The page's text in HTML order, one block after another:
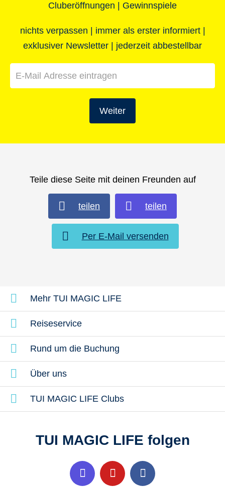
Cluberöffnungen | Gewinnspiele
nichts verpassen | immer als erster informiert |
exklusiver Newsletter | jederzeit abbestellbar
Weiter
Teile diese Seite mit deinen Freunden auf
teilen teilen
Per E-Mail versenden
Mehr TUI MAGIC LIFE
Reiseservice
Rund um die Buchung
Über uns
TUI MAGIC LIFE Clubs
TUI MAGIC LIFE folgen